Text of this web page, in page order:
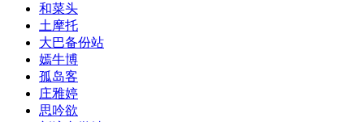
和菜头
土摩托
大巴备份站
嫣牛博
孤岛客
庄雅婷
思吟欲